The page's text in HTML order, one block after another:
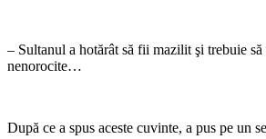
– Sultanul a hotărât să fii mazilit şi trebuie
nenorocite…
După ce a spus aceste cuvinte, a pus pe un